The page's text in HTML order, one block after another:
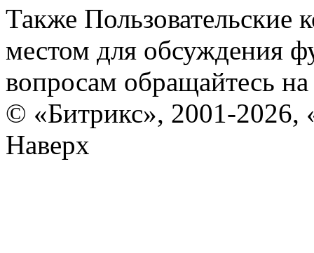
Также Пользовательские
местом для обсуждения
вопросам обращайтесь
© «Битрикс», 2001-2026,
Наверх